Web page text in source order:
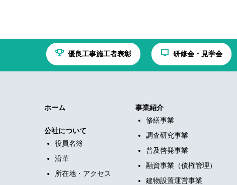
優良工事施工者表彰 研修会・見学会
ホーム
公社について
役員名簿
沿革
所在地・アクセス
事業紹介
修繕事業
調査研究事業
普及啓発事業
融資事業（債権管理）
建物設置運営事業